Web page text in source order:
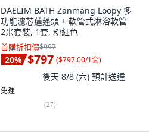
DAELIM BATH Zanmang Loopy 多
功能濾芯蓮蓬頭 + 軟管式淋浴軟管
2米套裝, 1套, 粉紅色
首購折扣價$997
20% $797 ($797.00/1套)
後天 8/8 (六) 預計送達
免運
(27)